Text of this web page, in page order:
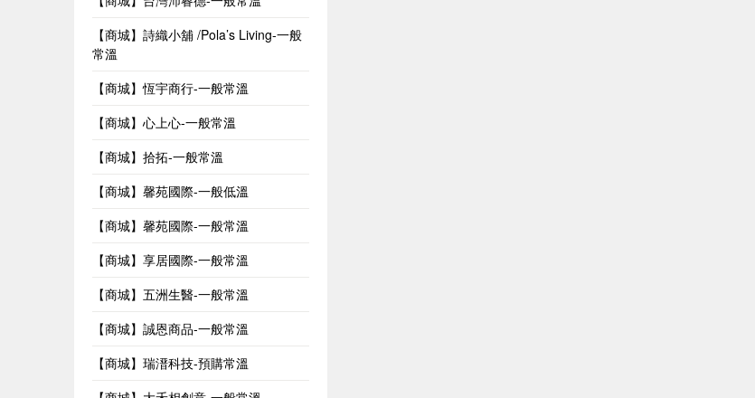
【商城】詩織小舖 /Pola’s Living-一般
常溫
【商城】恆宇商行-一般常溫
【商城】心上心-一般常溫
【商城】拾拓-一般常溫
【商城】馨苑國際-一般低溫
【商城】馨苑國際-一般常溫
【商城】享居國際-一般常溫
【商城】五洲生醫-一般常溫
【商城】誠恩商品-一般常溫
【商城】瑞溍科技-預購常溫